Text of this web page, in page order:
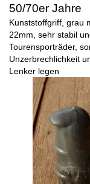
50/70er Jahre
Kunststoffgriff, grau
22mm, sehr stabil
Tourensporträder,
Unzerbrechlichkeit
Lenker legen